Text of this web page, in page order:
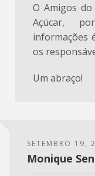
O Amigos
Açúcar,
informações
os
Um abraço!
SETEMBRO 19,
Monique